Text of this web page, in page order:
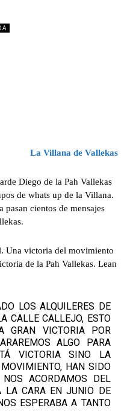
La Villana de Vallekas
Diego de la Pah Vallekas
de whats up de la Villana.
pasan cientos de mensajes
Una victoria del movimiento
de la Pah Vallekas. Lean
LOS ALQUILERES DE
CALLE CALLEJO, ESTO
GRAN VICTORIA POR
ALGO PARA
VICTORIA SINO LA
HAN SIDO
ACORDAMOS DEL
LA CARA EN JUNIO DE
ESPERABA A TANTO